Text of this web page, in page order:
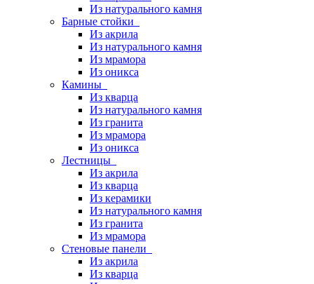
Из натурального камня
Барные стойки
Из акрила
Из натурального камня
Из мрамора
Из оникса
Камины
Из кварца
Из натурального камня
Из гранита
Из мрамора
Из оникса
Лестницы
Из акрила
Из кварца
Из керамики
Из натурального камня
Из гранита
Из мрамора
Стеновые панели
Из акрила
Из кварца